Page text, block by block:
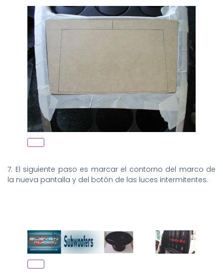
7. El siguiente paso es marcar el contorno del marco de
la nueva pantalla y del botón de las luces intermitentes.